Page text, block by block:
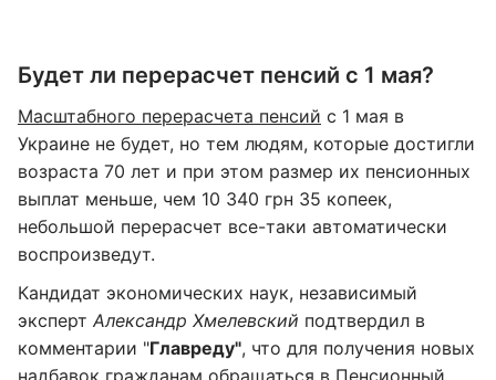
Будет ли перерасчет пенсий с 1 мая?
Масштабного перерасчета пенсий с 1 мая в
Украине не будет, но тем людям, которые достигли
возраста 70 лет и при этом размер их пенсионных
выплат меньше, чем 10 340 грн 35 копеек,
небольшой перерасчет все-таки автоматически
воспроизведут.
Кандидат экономических наук, независимый
эксперт Александр Хмелевский подтвердил в
комментарии "Главреду", что для получения новых
надбавок гражданам обращаться в Пенсионный